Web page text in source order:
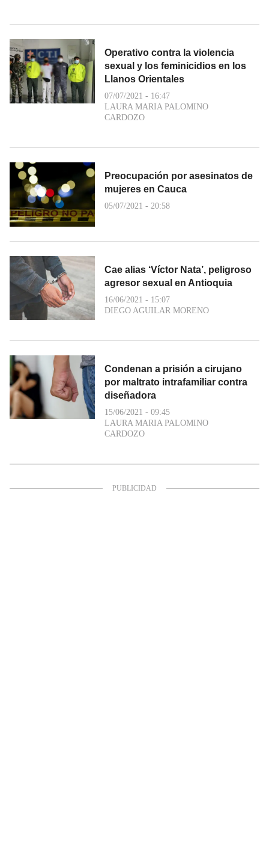
Operativo contra la violencia
sexual y los feminicidios en los
Llanos Orientales
07/07/2021 - 16:47
LAURA MARIA PALOMINO
CARDOZO
Preocupación por asesinatos de
mujeres en Cauca
05/07/2021 - 20:58
Cae alias ‘Víctor Nata’, peligroso
agresor sexual en Antioquia
16/06/2021 - 15:07
DIEGO AGUILAR MORENO
Condenan a prisión a cirujano
por maltrato intrafamiliar contra
diseñadora
15/06/2021 - 09:45
LAURA MARIA PALOMINO
CARDOZO